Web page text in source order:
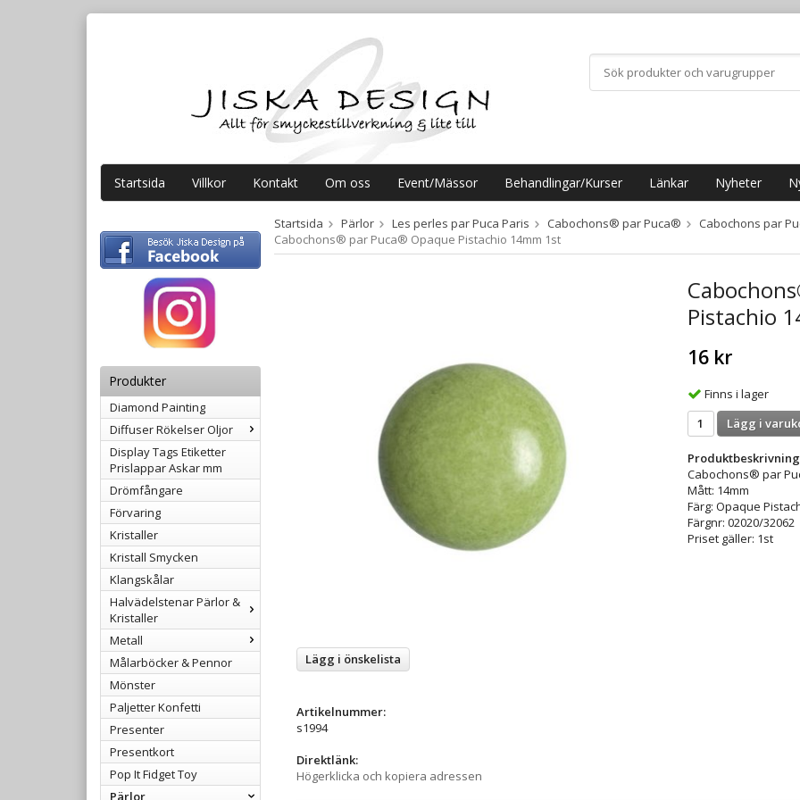
Startsida Villkor Kontakt Om oss Event/Mässor Behandlingar/Kurser Länkar Nyheter
Produkter
Diamond Painting
Diffuser Rökelser Oljor
Display Tags Etiketter
Prislappar Askar mm
Drömfångare
Förvaring
Kristaller
Kristall Smycken
Klangskålar
Halvädelstenar Pärlor &
Kristaller
Metall
Målarböcker & Pennor
Mönster
Paljetter Konfetti
Presenter
Presentkort
Pop It Fidget Toy
Pärlor
Startsida Pärlor Les perles par Puca Paris Cabochons® par Puca®
Cabochons par
Cabochons® par Puca® Opaque Pistachio 14mm 1st
Pistachio
16 kr
Finns i lager
Lägg i
Cabochons® par
Mått: 14mm
Färg: Opaque
Färgnr: 02020/32062
Priset gäller: 1st
Lägg i önskelista
Artikelnummer:
s1994
Direktlänk:
Högerklicka och kopiera adressen